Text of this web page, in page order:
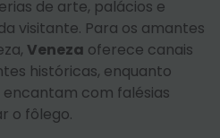
de arte, palácios e
visitante. Para os amantes
Veneza oferece canais
históricas, enquanto
encantam com falésias
o fôlego.